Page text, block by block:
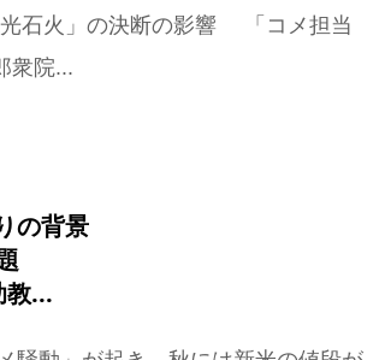
石火」の決断の影響 「コメ担当
衆院...
の背景
教...